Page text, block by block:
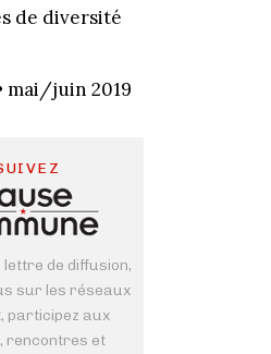
de diversité
mai/juin 2019
lettre de diffusion,
sur les réseaux
participez aux
rencontres et